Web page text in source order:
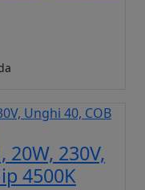
20W, 230V,
4500K